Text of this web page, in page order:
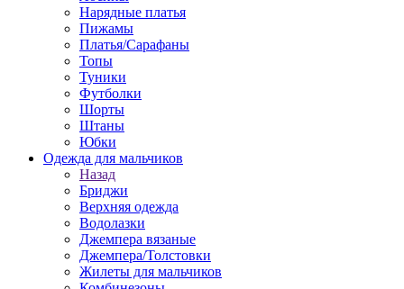
Нарядные платья
Пижамы
Платья/Сарафаны
Топы
Туники
Футболки
Шорты
Штаны
Юбки
Одежда для мальчиков
Назад
Бриджи
Верхняя одежда
Водолазки
Джемпера вязаные
Джемпера/Толстовки
Жилеты для мальчиков